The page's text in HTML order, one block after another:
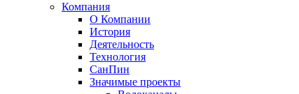
Компания
О Компании
История
Деятельность
Технология
СанПин
Значимые проекты